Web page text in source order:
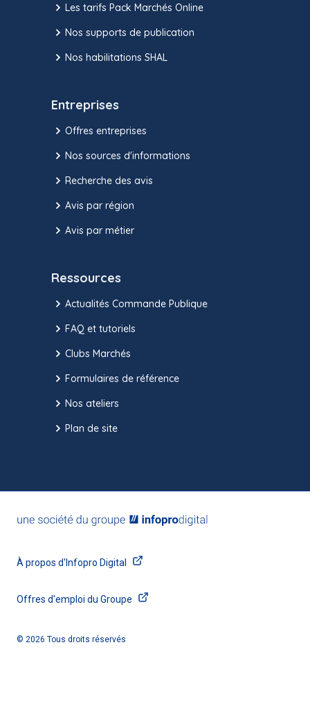
Les tarifs Pack Marchés Online
Nos supports de publication
Nos habilitations SHAL
Entreprises
Offres entreprises
Nos sources d'informations
Recherche des avis
Avis par région
Avis par métier
Ressources
Actualités Commande Publique
FAQ et tutoriels
Clubs Marchés
Formulaires de référence
Nos ateliers
Plan de site